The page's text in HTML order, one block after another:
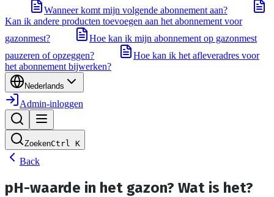
Wanneer komt mijn volgende abonnement aan?
Kan ik andere producten toevoegen aan het abonnement voor
gazonmest?
Hoe kan ik mijn abonnement op gazonmest
pauzeren of opzeggen?
Hoe kan ik het afleveradres voor
het abonnement bijwerken?
Nederlands
Admin-inloggen
ZoekenCtrl K
Back
pH-waarde in het gazon? Wat is het?